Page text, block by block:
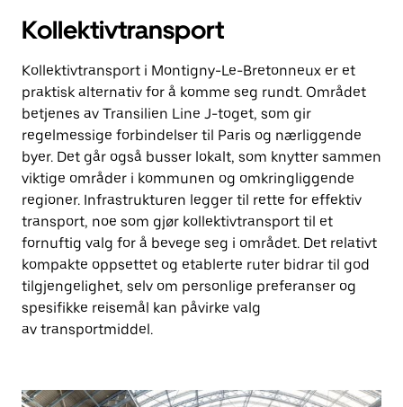
Kollektivtransport
Kollektivtransport i Montigny-Le-Bretonneux er et
praktisk alternativ for å komme seg rundt. Området
betjenes av Transilien Line J-toget, som gir
regelmessige forbindelser til Paris og nærliggende
byer. Det går også busser lokalt, som knytter sammen
viktige områder i kommunen og omkringliggende
regioner. Infrastrukturen legger til rette for effektiv
transport, noe som gjør kollektivtransport til et
fornuftig valg for å bevege seg i området. Det relativt
kompakte oppsettet og etablerte ruter bidrar til god
tilgjengelighet, selv om personlige preferanser og
spesifikke reisemål kan påvirke valg
av transportmiddel.